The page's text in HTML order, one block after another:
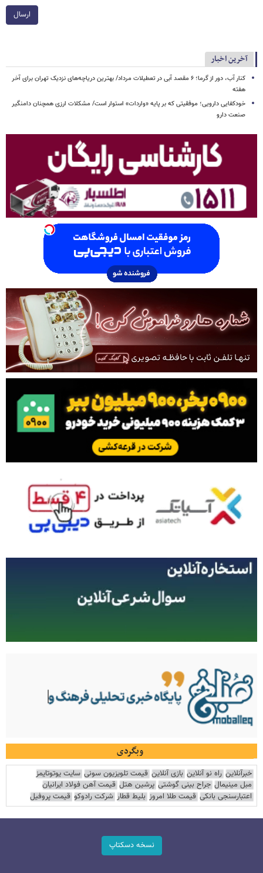
ارسال
آخرین اخبار
کنار آب، دور از گرما؛ ۶ مقصد آبی در تعطیلات مرداد/ بهترین دریاچه‌های نزدیک تهران برای آخر
هفته
خودکفایی دارویی؛ موفقیتی که بر پایه‌ «واردات» استوار است/ مشکلات ارزی همچنان دامنگیر
صنعت دارو
وبگردی
خبرآنلاین راه نو آنلاین بازی آنلاین قیمت تلویزیون سونی سایت یوتوتایمز
مبل مینیمال جراح بینی گوشتی پرشین هتل قیمت آهن فولاد ایرانیان
اعتبارسنجی بانکی قیمت طلا امروز بلیط قطار شرکت رادوکو قیمت پروفیل
نسخه دسکتاپ